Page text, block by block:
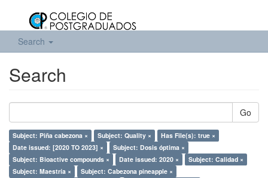
Search
Search
Go
Subject: Piña cabezona × Subject: Quality ×
Has File(s): true ×
Date issued: [2020 TO 2023] ×
Subject: Dosis óptima ×
Subject: Bioactive compounds ×
Date issued: 2020 ×
Subject: Calidad ×
Subject: Maestría ×
Subject: Cabezona pineapple ×